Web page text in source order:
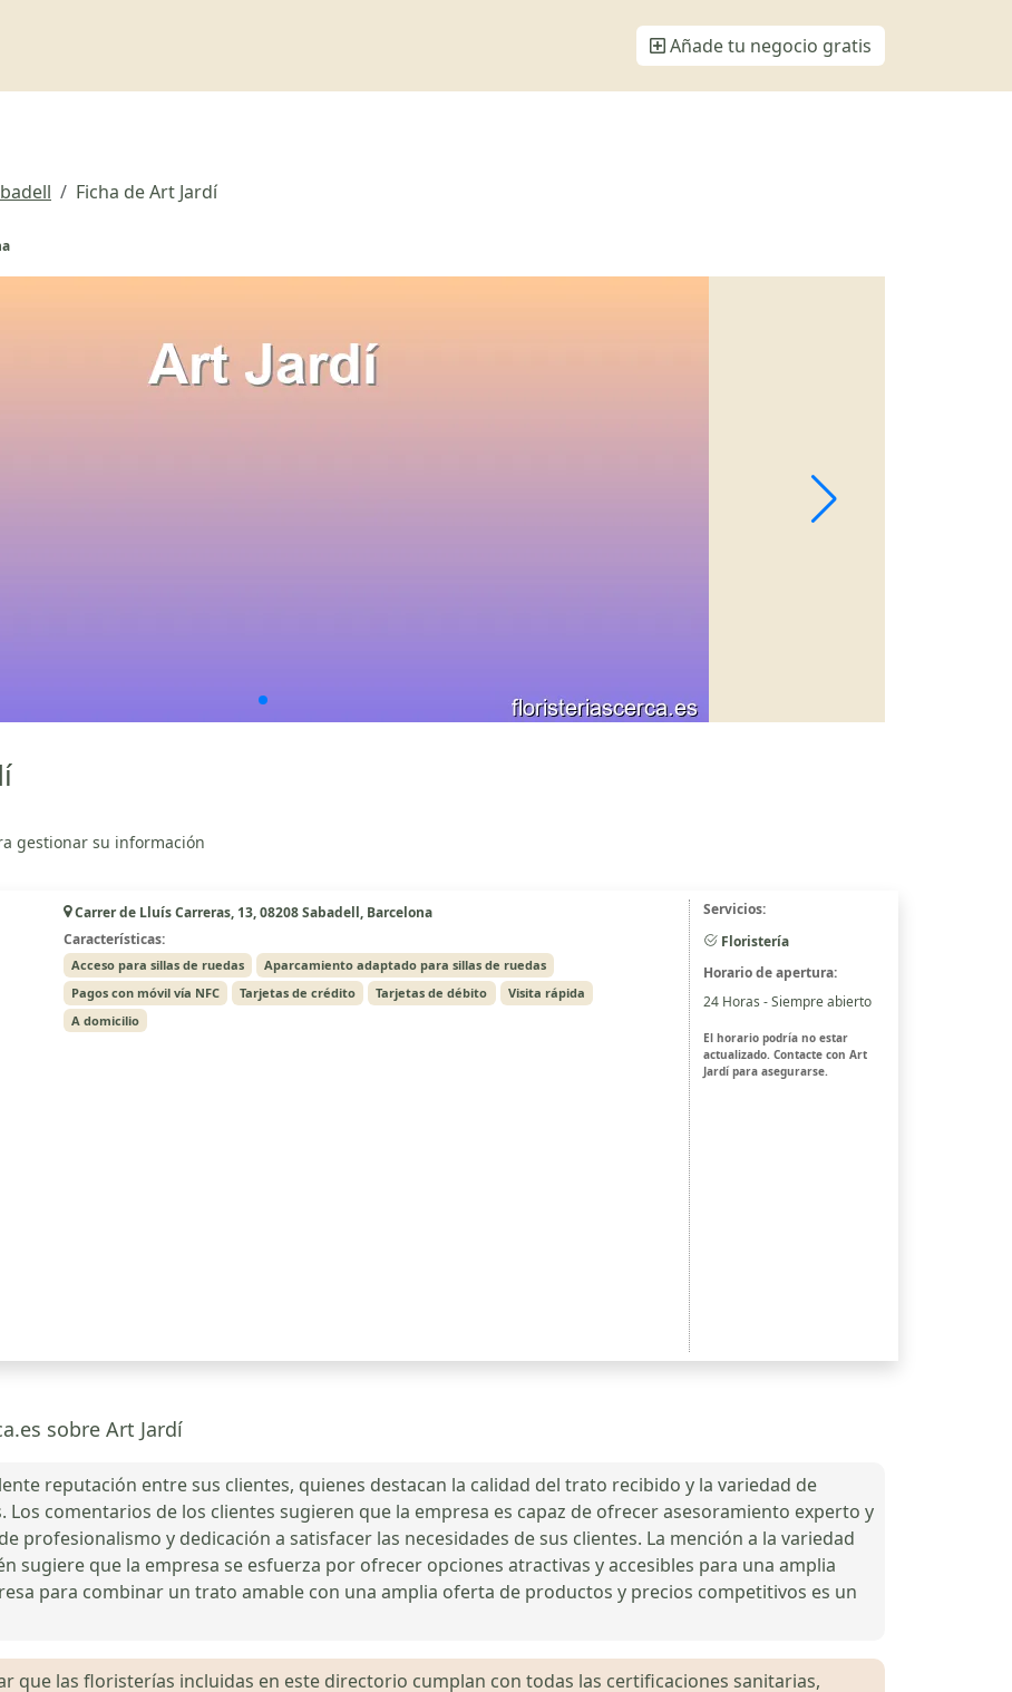
Añade tu negocio gratis
Ficha de Art Jardí
gestionar su información
Carrer de Lluís Carreras, 13, 08208 Sabadell, Barcelona
Características:
Acceso para sillas de ruedas
Aparcamiento adaptado para sillas de ruedas
Pagos con móvil vía NFC
Tarjetas de crédito Tarjetas de débito
Visita rápida
A domicilio
Servicios:
Floristería
Horario de apertura:
24 Horas - Siempre abierto
El horario podría no estar
actualizado. Contacte con Art
Jardí para asegurarse.
sobre Art Jardí
reputación entre sus clientes, quienes destacan la calidad del trato recibido y la variedad de
comentarios de los clientes sugieren que la empresa es capaz de ofrecer asesoramiento experto y
profesionalismo y dedicación a satisfacer las necesidades de sus clientes. La mención a la variedad
sugiere que la empresa se esfuerza por ofrecer opciones atractivas y accesibles para una amplia
para combinar un trato amable con una amplia oferta de productos y precios competitivos es un
que las floristerías incluidas en este directorio cumplan con todas las certificaciones sanitarias,